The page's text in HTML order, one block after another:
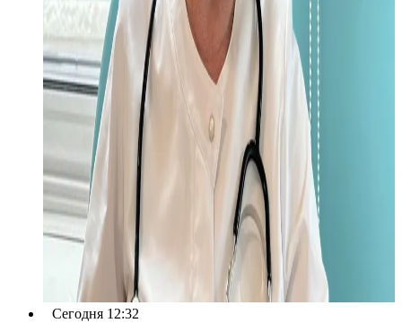
Сегодня 12:32